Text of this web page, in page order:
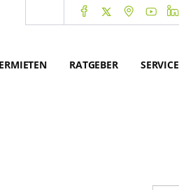
RATGEBER SERVICE